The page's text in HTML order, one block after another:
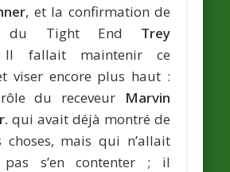
, et la confirmation de
du Tight End Trey
fallait maintenir ce
viser encore plus haut :
du receveur Marvin
qui avait déjà montré de
choses, mais qui n’allait
pas s’en contenter ; il